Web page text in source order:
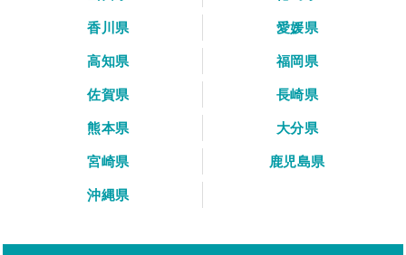
香川県
愛媛県
高知県
福岡県
佐賀県
長崎県
熊本県
大分県
宮崎県
鹿児島県
沖縄県